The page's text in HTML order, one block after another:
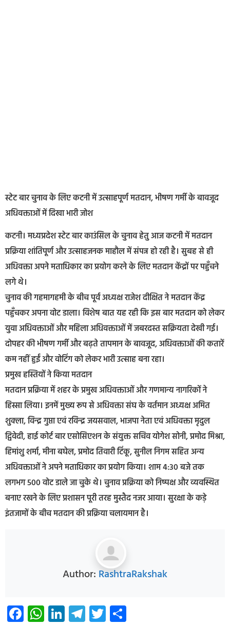
स्टेट बार चुनाव के लिए कटनी में उत्साहपूर्ण मतदान, भीषण गर्मी के बावजूद
अधिवक्ताओं में दिखा भारी जोश
कटनी। मध्यप्रदेश स्टेट बार काउंसिल के चुनाव हेतु आज कटनी में मतदान
प्रक्रिया शांतिपूर्ण और उत्साहजनक माहौल में संपन्न हो रही है। सुबह से ही
अधिवक्ता अपने मताधिकार का प्रयोग करने के लिए मतदान केंद्रों पर पहुँचने
लगे थे।
चुनाव की गहमागहमी के बीच पूर्व अध्यक्ष राजेश दीक्षित ने मतदान केंद्र
पहुँचकर अपना वोट डाला। विशेष बात यह रही कि इस बार मतदान को लेकर
युवा अधिवक्ताओं और महिला अधिवक्ताओं में जबरदस्त सक्रियता देखी गई।
दोपहर की भीषण गर्मी और बढ़ते तापमान के बावजूद, अधिवक्ताओं की कतारें
कम नहीं हुईं और वोटिंग को लेकर भारी उत्साह बना रहा।
प्रमुख हस्तियों ने किया मतदान
मतदान प्रक्रिया में शहर के प्रमुख अधिवक्ताओं और गणमान्य नागरिकों ने
हिस्सा लिया। इनमें मुख्य रूप से अधिवक्ता संघ के वर्तमान अध्यक्ष अमित
शुक्ला, विन्द्र गुप्ता एवं रविन्द्र जयसवाल, भाजपा नेता एवं अधिवक्ता मृदुल
द्विवेदी, हाई कोर्ट बार एसोसिएशन के संयुक्त सचिव योगेश सोनी, प्रमोद मिश्रा,
हिमांशु शर्मा, मीना बघेल, प्रमोद तिवारी टिंकू, सुनील निगम सहित अन्य
अधिवक्ताओं ने अपने मताधिकार का प्रयोग किया। शाम 4:30 बजे तक
लगभग 500 वोट डाले जा चुके थे। चुनाव प्रक्रिया को निष्पक्ष और व्यवस्थित
बनाए रखने के लिए प्रशासन पूरी तरह मुस्तैद नजर आया। सुरक्षा के कड़े
इंतजामों के बीच मतदान की प्रक्रिया चलायमान है।
Author: RashtraRakshak
Facebook
WhatsApp
LinkedIn
Telegram
Twitter